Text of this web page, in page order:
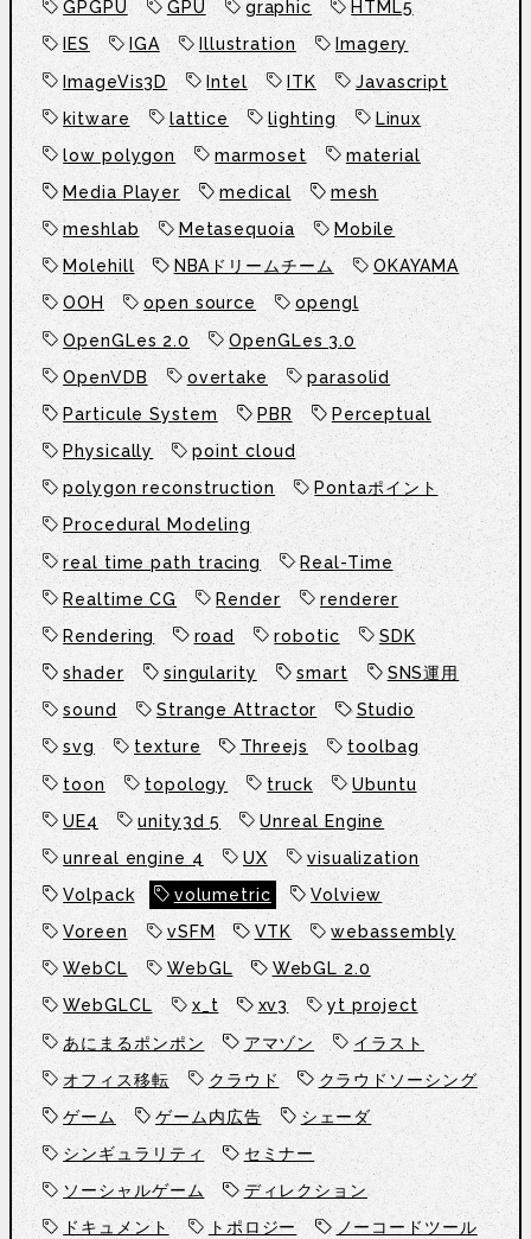
GPGPU GPU graphic
HTML5
IES
IGA Illustration
Imagery
ImageVis3D
Intel ITK
Javascript
kitware
lattice lighting
Linux
low polygon
marmoset
material
Media Player
medical
mesh
meshlab
Metasequoia
Mobile
Molehill
NBAドリームチーム
OKAYAMA
OOH
open source
opengl
OpenGLes 2.0
OpenGLes 3.0
OpenVDB
overtake
parasolid
Particule System
PBR
Perceptual
Physically
point cloud
polygon reconstruction
Pontaポイント
Procedural Modeling
real time path tracing
Real-Time
Realtime CG
Render
renderer
Rendering
road robotic
SDK
shader
singularity smart
SNS運用
sound
Strange Attractor
Studio
svg
texture Threejs
toolbag
toon
topology truck
Ubuntu
UE4
unity3d 5
Unreal Engine
unreal engine 4
UX
visualization
Volpack
volumetric
Volview
Voreen
vSFM VTK
webassembly
WebCL
WebGL
WebGL 2.0
WebGLCL
x_t xv3
yt project
あにまるポンポン
アマゾン
イラスト
オフィス移転
クラウド
クラウドソーシング
ゲーム
ゲーム内広告
シェーダ
シンギュラリティ
セミナー
ソーシャルゲーム
ディレクション
ドキュメント
トポロジー
ノーコードツール